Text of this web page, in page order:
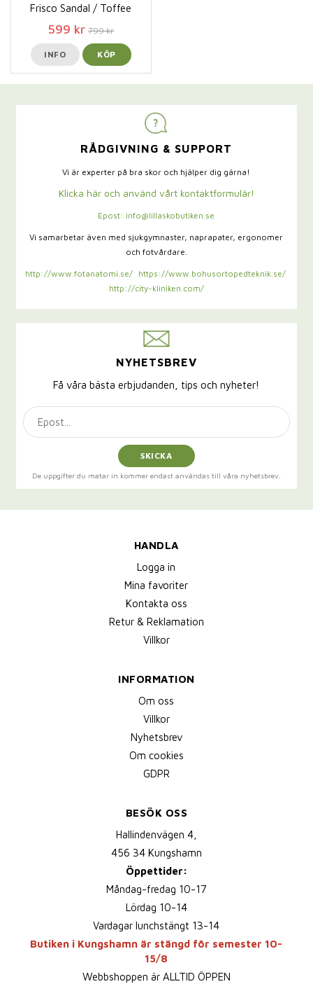
Frisco Sandal / Toffee
599 kr 799 kr
INFO KÖP
RÅDGIVNING & SUPPORT
Vi är experter på bra skor och hjälper dig gärna!
Klicka här och använd vårt kontaktformulär!
Epost: info@lillaskobutiken.se
Vi samarbetar även med sjukgymnaster, naprapater, ergonomer
och fotvårdare.
http://www.fotanatomi.se/
https://www.bohusortopedteknik.se/
http://city-kliniken.com/
NYHETSBREV
Få våra bästa erbjudanden, tips och nyheter!
SKICKA
De uppgifter du matar in kommer endast användas till våra nyhetsbrev.
HANDLA
Logga in
Mina favoriter
Kontakta oss
Retur & Reklamation
Villkor
INFORMATION
Om oss
Villkor
Nyhetsbrev
Om cookies
GDPR
BESÖK OSS
Hallindenvägen 4,
456 34 Kungshamn
Öppettider:
Måndag-fredag 10-17
Lördag 10-14
Vardagar lunchstängt 13-14
Butiken i Kungshamn är stängd för semester 10-
15/8
Webbshoppen är ALLTID ÖPPEN